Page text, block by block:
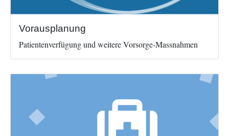
Vorausplanung
Patientenverfügung und weitere Vorsorge-Massnahmen